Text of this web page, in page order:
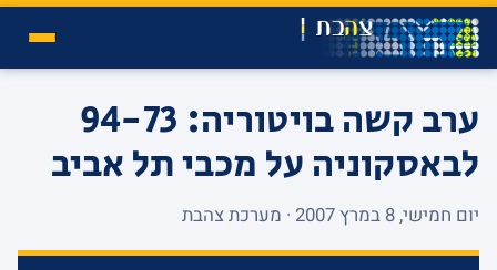
ערב קשה בויטוריה: 94-73
לבאסקוניה על מכבי תל אביב
יום חמישי, 8 במרץ 2007 · מערכת צהבת